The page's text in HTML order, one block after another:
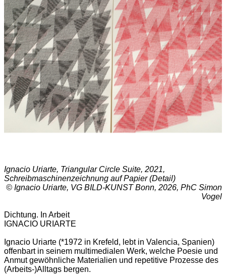
Ignacio Uriarte, Triangular Circle Suite, 2021,
Schreibmaschinenzeichnung auf Papier (Detail)
© Ignacio Uriarte, VG BILD-KUNST Bonn, 2026, PhC Simon
Vogel
Dichtung. In Arbeit
IGNACIO URIARTE
Ignacio Uriarte (*1972 in Krefeld, lebt in Valencia, Spanien)
offenbart in seinem multimedialen Werk, welche Poesie und
Anmut gewöhnliche Materialien und repetitive Prozesse des
(Arbeits-)Alltags bergen.